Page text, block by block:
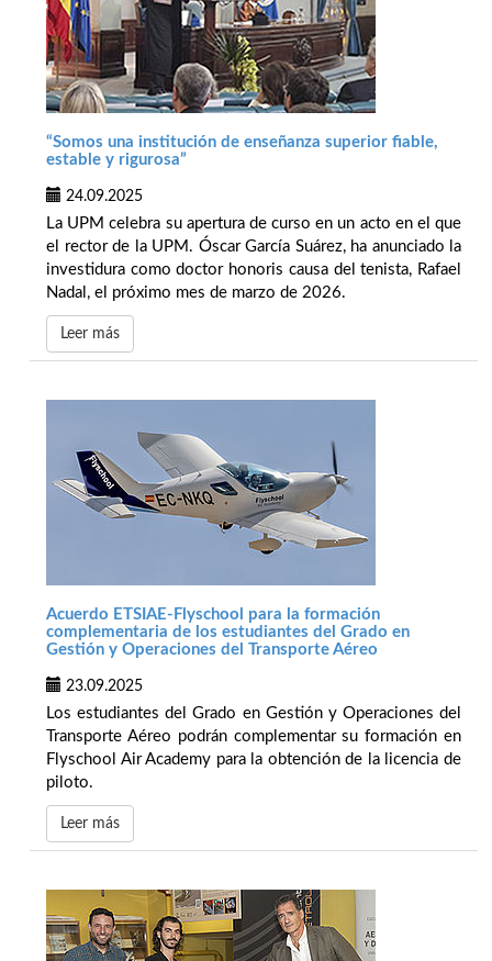
“Somos una institución de enseñanza superior fiable,
estable y rigurosa”
24.09.2025
La UPM celebra su apertura de curso en un acto en el que
el rector de la UPM. Óscar García Suárez, ha anunciado la
investidura como doctor honoris causa del tenista, Rafael
Nadal, el próximo mes de marzo de 2026.
Leer más
Acuerdo ETSIAE-Flyschool para la formación
complementaria de los estudiantes del Grado en
Gestión y Operaciones del Transporte Aéreo
23.09.2025
Los estudiantes del Grado en Gestión y Operaciones del
Transporte Aéreo podrán complementar su formación en
Flyschool Air Academy para la obtención de la licencia de
piloto.
Leer más